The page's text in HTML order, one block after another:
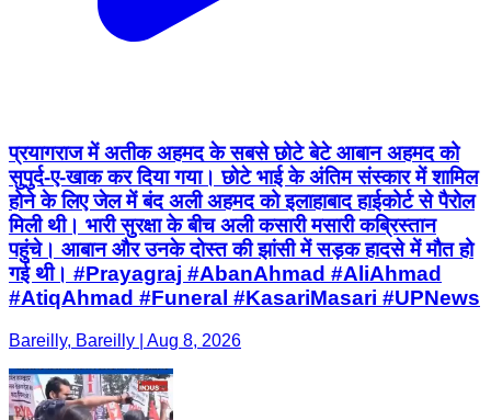
प्रयागराज में अतीक अहमद के सबसे छोटे बेटे आबान अहमद को
सुपुर्द-ए-खाक कर दिया गया। छोटे भाई के अंतिम संस्कार में शामिल
होने के लिए जेल में बंद अली अहमद को इलाहाबाद हाईकोर्ट से पैरोल
मिली थी। भारी सुरक्षा के बीच अली कसारी मसारी कब्रिस्तान
पहुंचे। आबान और उनके दोस्त की झांसी में सड़क हादसे में मौत हो
गई थी। #Prayagraj #AbanAhmad #AliAhmad
#AtiqAhmad #Funeral #KasariMasari #UPNews
Bareilly, Bareilly | Aug 8, 2026